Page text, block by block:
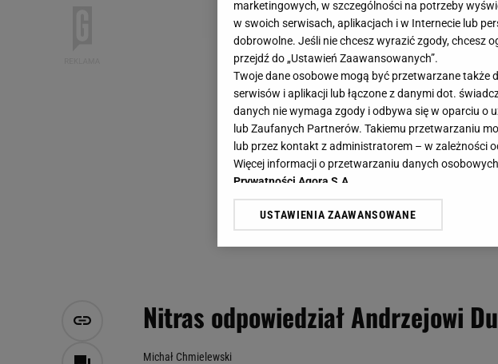
Nitras odpowiedział Andrzejowi
Michał Chmielewski
marketingowych, w szczególności na potrzeby
w swoich serwisach, aplikacjach i w Internecie lub
dobrowolne. Jeśli nie chcesz wyrazić zgody, chcesz
przejdź do „Ustawień Zaawansowanych”.
Twoje dane osobowe mogą być przetwarzane
serwisów i aplikacji lub łączone z danymi dot.
danych nie wymaga zgody i odbywa się w oparciu o
lub Zaufanych Partnerów. Takiemu przetwarzaniu
lub przez kontakt z administratorem – w zależności
Więcej informacji o przetwarzaniu danych
Prywatności Agora S.A.
Klikając „Akceptuję” wyrażasz też zgodę na
Zaufanych Partnerów i Agora S.A. na Twoim
My, nasi Zaufani Partnerzy i Agora S.A. możemy
USTAWIENIA ZAAWANSOWANE